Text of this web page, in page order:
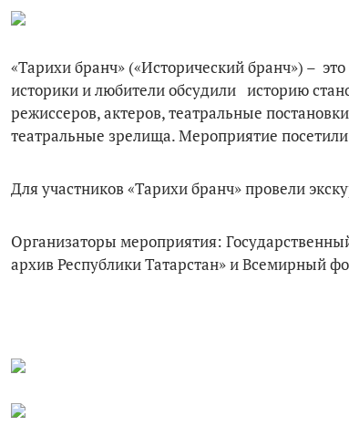
«Тарихи бранч» («Исторический бранч») –
историки и любители обсудили историю
режиссеров, актеров, театральные
театральные зрелища. Мероприятие
Для участников «Тарихи бранч» провели
Организаторы мероприятия:
архив Республики Татарстан» и Всемирный